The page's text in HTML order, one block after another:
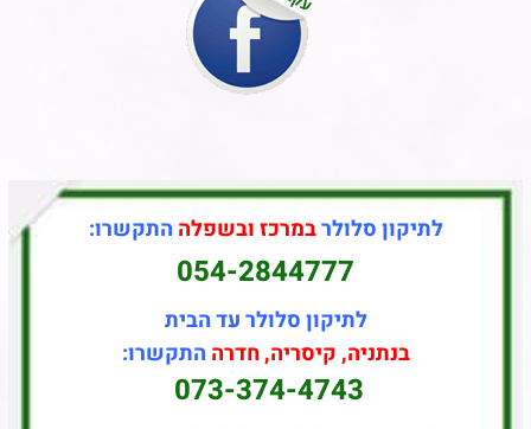
לתיקון סלולרבמרכז ובשפלה התקשרו:
054-2844777
לתיקון סלולר עד הבית
בנתניה, קיסריה, חדרה התקשרו:
073-374-4743